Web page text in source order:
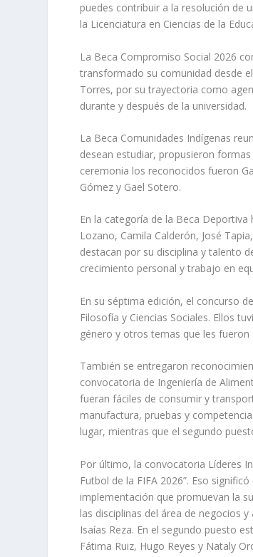
puedes contribuir a la resolución de
la Licenciatura en Ciencias de la
La Beca Compromiso Social 2026
transformado su comunidad desde
Torres, por su trayectoria como
durante y después de la universidad.
La Beca Comunidades Indígenas
desean estudiar, propusieron
ceremonia los reconocidos fueron
Gómez y Gael Sotero.
En la categoría de la Beca Deportiva
Lozano, Camila Calderón, José
destacan por su disciplina y talento
crecimiento personal y trabajo en
En su séptima edición, el concurso
Filosofía y Ciencias Sociales. Ellos
género y otros temas que les
También se entregaron
convocatoria de Ingeniería de
fueran fáciles de consumir y
manufactura, pruebas y
lugar, mientras que el segundo
Por último, la convocatoria Líderes
Futbol de la FIFA 2026”. Eso
implementación que promuevan la
las disciplinas del área de negocios
Isaías Reza. En el segundo puesto
Fátima Ruiz, Hugo Reyes y Nataly